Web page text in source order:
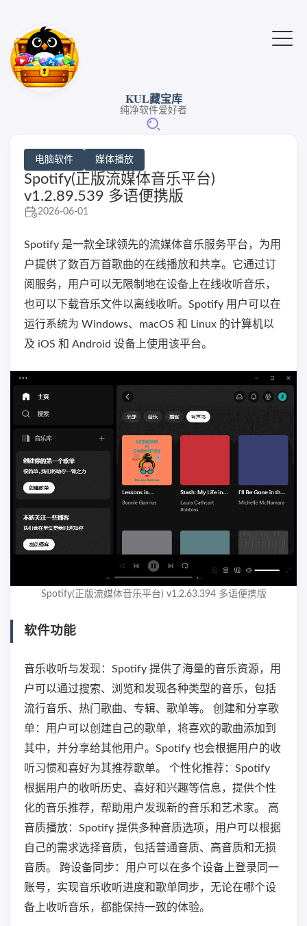
KUL藏宝库
纯净软件爱好者
电脑软件 媒体播放
Spotify(正版流媒体音乐平台)
v1.2.89.539 多语便携版
2026-06-01
Spotify 是一款全球领先的流媒体音乐服务平台，为用
户提供了数百万首歌曲的在线播放和共享。它通过订
阅服务，用户可以无限制地在设备上在线收听音乐，
也可以下载音乐文件以离线收听。Spotify 用户可以在
运行系统为 Windows、macOS 和 Linux 的计算机以
及 iOS 和 Android 设备上使用该平台。
Spotify(正版流媒体音乐平台) v1.2.63.394 多语便携版
软件功能
音乐收听与发现：Spotify 提供了海量的音乐资源，用
户可以通过搜索、浏览和发现各种类型的音乐，包括
流行音乐、热门歌曲、专辑、歌单等。 创建和分享歌
单：用户可以创建自己的歌单，将喜欢的歌曲添加到
其中，并分享给其他用户。Spotify 也会根据用户的收
听习惯和喜好为其推荐歌单。 个性化推荐：Spotify
根据用户的收听历史、喜好和兴趣等信息，提供个性
化的音乐推荐，帮助用户发现新的音乐和艺术家。 高
音质播放：Spotify 提供多种音质选项，用户可以根据
自己的需求选择音质，包括普通音质、高音质和无损
音质。 跨设备同步：用户可以在多个设备上登录同一
账号，实现音乐收听进度和歌单同步，无论在哪个设
备上收听音乐，都能保持一致的体验。